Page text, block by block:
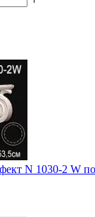
N 1030-2 W